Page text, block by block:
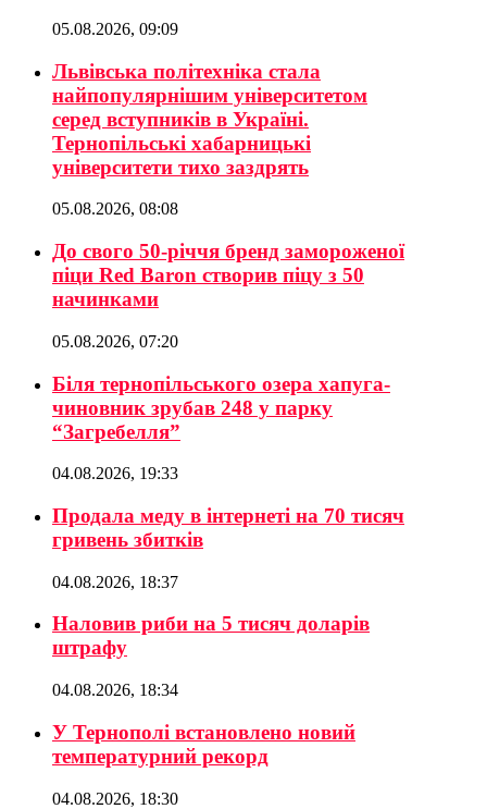
05.08.2026, 09:09
Львівська політехніка стала
найпопулярнішим університетом
серед вступників в Україні.
Тернопільські хабарницькі
університети тихо заздрять
05.08.2026, 08:08
До свого 50-річчя бренд замороженої
піци Red Baron створив піцу з 50
начинками
05.08.2026, 07:20
Біля тернопільського озера хапуга-
чиновник зрубав 248 у парку
“Загребелля”
04.08.2026, 19:33
Продала меду в інтернеті на 70 тисяч
гривень збитків
04.08.2026, 18:37
Наловив риби на 5 тисяч доларів
штрафу
04.08.2026, 18:34
У Тернополі встановлено новий
температурний рекорд
04.08.2026, 18:30